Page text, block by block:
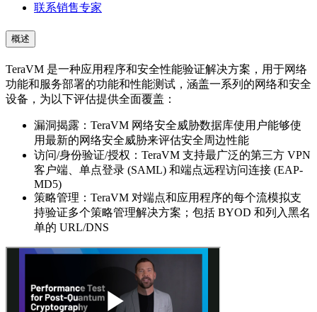
联系销售专家
概述
TeraVM 是一种应用程序和安全性能验证解决方案，用于网络
功能和服务部署的功能和性能测试，涵盖一系列的网络和安全
设备，为以下评估提供全面覆盖：
漏洞揭露：TeraVM 网络安全威胁数据库使用户能够使
用最新的网络安全威胁来评估安全周边性能
访问/身份验证/授权：TeraVM 支持最广泛的第三方 VPN
客户端、单点登录 (SAML) 和端点远程访问连接 (EAP-
MD5)
策略管理：TeraVM 对端点和应用程序的每个流模拟支
持验证多个策略管理解决方案；包括 BYOD 和列入黑名
单的 URL/DNS